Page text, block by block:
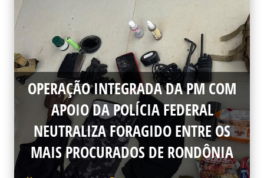
OPERAÇÃO INTEGRADA DA PM COM
APOIO DA POLÍCIA FEDERAL
NEUTRALIZA FORAGIDO ENTRE OS
MAIS PROCURADOS DE RONDÔNIA